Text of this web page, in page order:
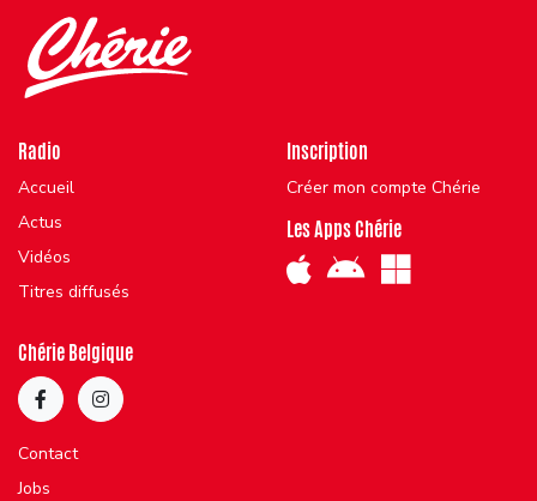
Radio
Accueil
Actus
Vidéos
Titres diffusés
Inscription
Créer mon compte Chérie
Les Apps Chérie
Chérie Belgique
Contact
Jobs